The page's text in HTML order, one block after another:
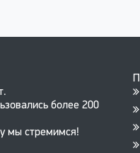
более 200
мы стремимся!